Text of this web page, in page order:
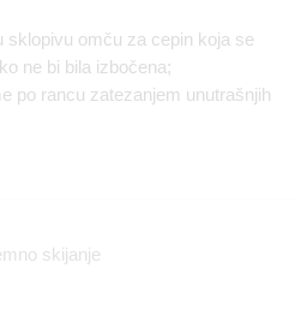
sklopivu omču za cepin koja se
ne bi bila izbočena;
po rancu zatezanjem unutrašnjih
skijanje